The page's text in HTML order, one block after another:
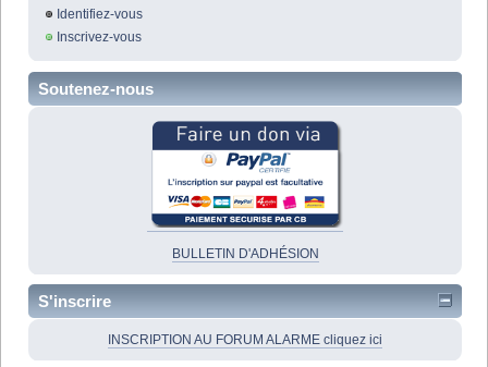
Identifiez-vous
Inscrivez-vous
Soutenez-nous
BULLETIN D'ADHÉSION
S'inscrire
INSCRIPTION AU FORUM ALARME cliquez ici